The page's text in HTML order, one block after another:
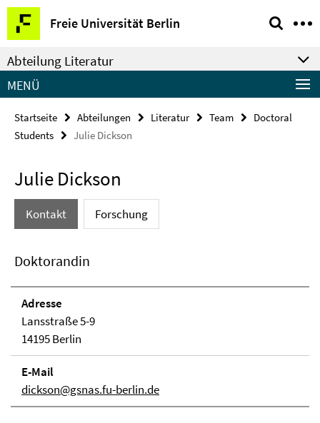
Springe
direkt
zu
Inhalt
Freie Universität Berlin
Service-
Navigation
Abteilung Literatur
MENÜ
Startseite Abteilungen Literatur Team
Doctoral
Students
Julie Dickson
Julie Dickson
Kontakt Forschung
Doktorandin
Adresse
Lansstraße 5-9
14195 Berlin
E-Mail
dickson@gsnas.fu-berlin.de